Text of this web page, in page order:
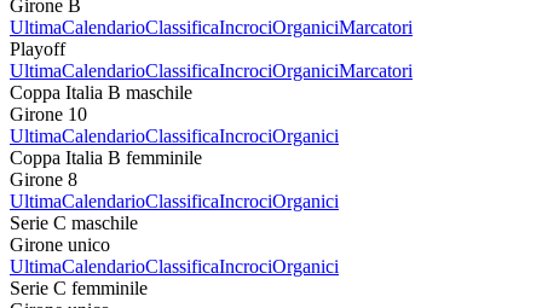
Girone B
UltimaCalendarioClassificaIncrociOrganiciMarcatori
Playoff
UltimaCalendarioClassificaIncrociOrganiciMarcatori
Coppa Italia B maschile
Girone 10
UltimaCalendarioClassificaIncrociOrganici
Coppa Italia B femminile
Girone 8
UltimaCalendarioClassificaIncrociOrganici
Serie C maschile
Girone unico
UltimaCalendarioClassificaIncrociOrganici
Serie C femminile